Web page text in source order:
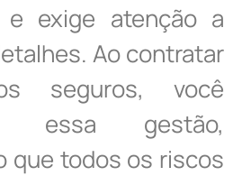
e exige atenção a
Ao contratar
seguros, você
essa gestão,
que todos os riscos